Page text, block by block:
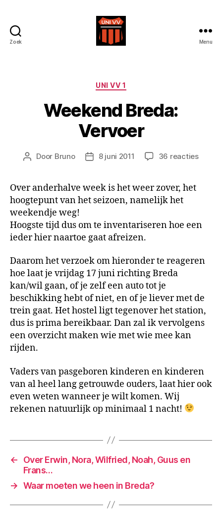
Zoek Menu
Categorieën
UNI VV 1
Weekend Breda:
Vervoer
Berichtauteur
Door Bruno Berichtdatum
8 juni 2011 36 reactiesop
Over anderhalve week is het weer zover, het
hoogtepunt van het seizoen, namelijk het
weekendje weg!
Hoogste tijd dus om te inventariseren hoe een
ieder hier naartoe gaat afreizen.
Daarom het verzoek om hieronder te reageren
hoe laat je vrijdag 17 juni richting Breda
kan/wil gaan, of je zelf een auto tot je
beschikking hebt of niet, en of je liever met de
trein gaat. Het hostel ligt tegenover het station,
dus is prima bereikbaar. Dan zal ik vervolgens
een overzicht maken wie met wie mee kan
rijden.
Vaders van pasgeboren kinderen en kinderen
van al heel lang getrouwde ouders, laat hier ook
even weten wanneer je wilt komen. Wij
rekenen natuurlijk op minimaal 1 nacht!
←
Over Erwin, Nora, Wilfried, Noah, Guus en
Frans…
→ Waar moeten we heen in Breda?